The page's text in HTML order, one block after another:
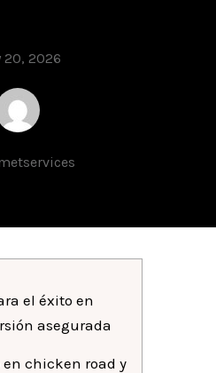
20, 2026
el éxito en
asegurada
chicken road y